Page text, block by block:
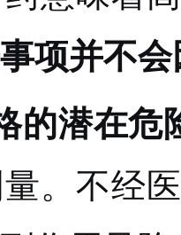
项并不
的潜在危
。不经